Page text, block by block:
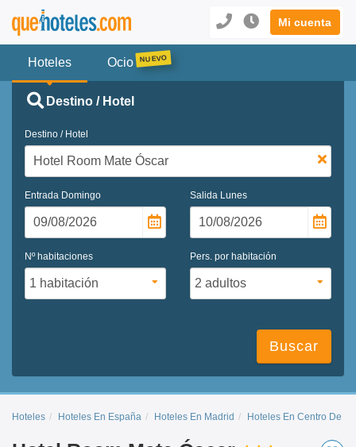
Mi cuenta
Hoteles Ocio
Destino / Hotel
Destino / Hotel
Entrada Domingo Salida Lunes
Nº habitaciones Pers. por habitación
Buscar
Hoteles Hoteles En España Hoteles En Madrid Hoteles En Centro De